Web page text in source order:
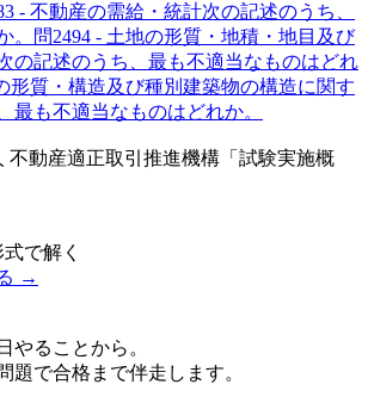
3 - 不動産の需給・統計次の記述のうち、
。
問2494 - 土地の形質・地積・地目及び
の記述のうち、最も不適当なものはどれ
形質・構造及び種別 建築物の構造に関す
最も不適当なものはどれか。
不動産適正取引推進機構「試験実施概
で解く
→
やることから。
題で合格まで伴走します。